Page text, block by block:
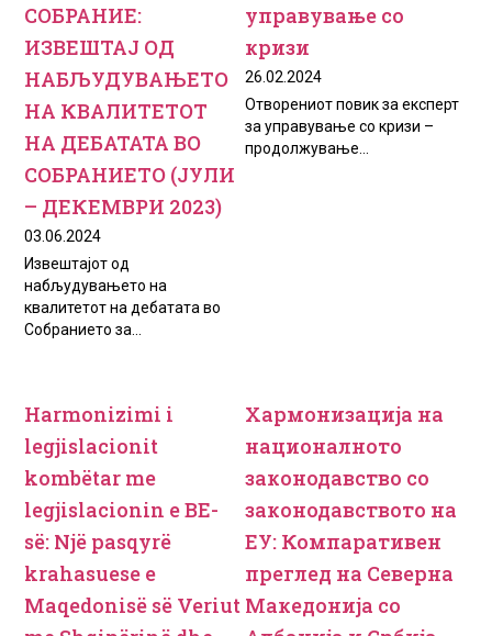
СОБРАНИЕ:
ИЗВЕШТАЈ ОД
НАБЉУДУВАЊЕТО
НА КВАЛИТЕТОТ
НА ДЕБАТАТА ВО
СОБРАНИЕТО (ЈУЛИ
– ДЕКЕМВРИ 2023)
03.06.2024
Извештајот од
набљудувањето на
квалитетот на дебатата во
Собранието за...
управување со
кризи
26.02.2024
Отворениот повик за експерт
за управување со кризи –
продолжување...
Harmonizimi i
legjislacionit
kombёtar me
legjislacionin e BE-
sё: Njё pasqyrё
krahasuese e
Maqedonisё sё Veriut
Хармонизација на
националното
законодавство со
законодавството на
ЕУ: Компаративен
преглед на Северна
Македонија со